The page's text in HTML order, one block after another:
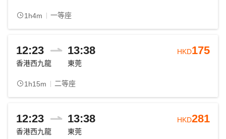
1h4m 一等座
12:23 13:38
香港西九龍 東莞
1h15m 二等座
HKD175
12:23 13:38
香港西九龍 東莞
HKD281